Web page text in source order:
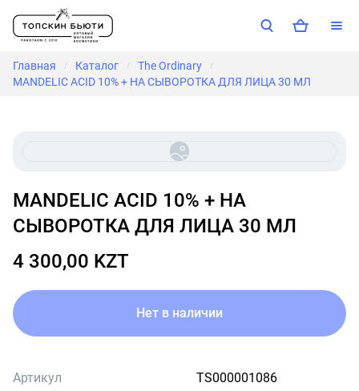
Главная / Каталог / The Ordinary /
MANDELIC ACID 10% + HA СЫВОРОТКА ДЛЯ ЛИЦА 30 МЛ
MANDELIC ACID 10% + HA
СЫВОРОТКА ДЛЯ ЛИЦА 30 МЛ
4 300,00 KZT
Нет в наличии
Артикул
TS000001086